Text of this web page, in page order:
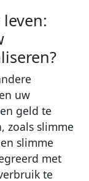
uw
geld te
zoals slimme
slimme
met
te